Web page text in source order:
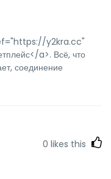
y2kra.cc"
a>. Всё, что
соединение
0 likes this